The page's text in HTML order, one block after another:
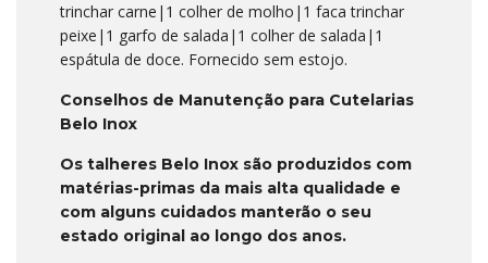
trinchar carne|1 colher de molho|1 faca trinchar
peixe|1 garfo de salada|1 colher de salada|1
espátula de doce. Fornecido sem estojo.
Conselhos de Manutenção para Cutelarias
Belo Inox
Os talheres Belo Inox são produzidos com
matérias-primas da mais alta qualidade e
com alguns cuidados manterão o seu
estado original ao longo dos anos.